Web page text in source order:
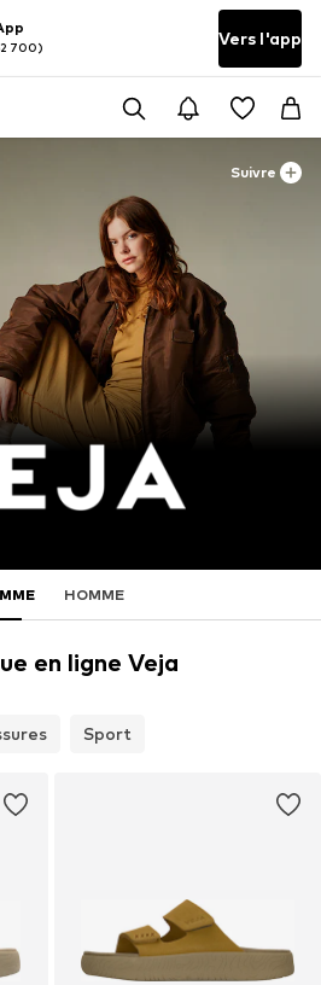
700) Vers l'app
Suivre
HOMME
en ligne Veja
Sport